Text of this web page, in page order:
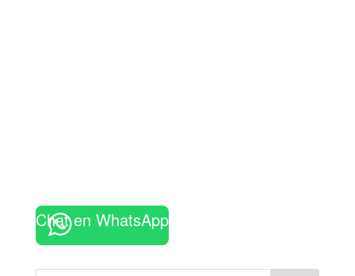
Chat en WhatsApp